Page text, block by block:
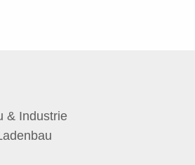
& Industrie